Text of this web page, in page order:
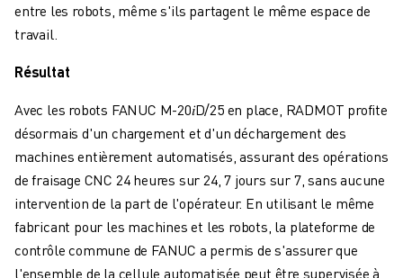
entre les robots, même s'ils partagent le même espace de
travail.
Résultat
Avec les robots FANUC M-20𝑖D/25 en place, RADMOT profite
désormais d'un chargement et d'un déchargement des
machines entièrement automatisés, assurant des opérations
de fraisage CNC 24 heures sur 24, 7 jours sur 7, sans aucune
intervention de la part de l'opérateur. En utilisant le même
fabricant pour les machines et les robots, la plateforme de
contrôle commune de FANUC a permis de s'assurer que
l'ensemble de la cellule automatisée peut être supervisée à